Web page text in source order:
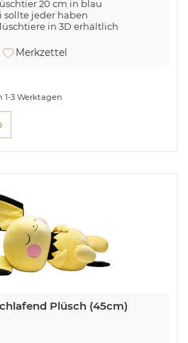
20 cm in blau
sollte jeder haben
in 3D erhältlich
Merkzettel
1-3 Werktagen
Plüsch (45cm)